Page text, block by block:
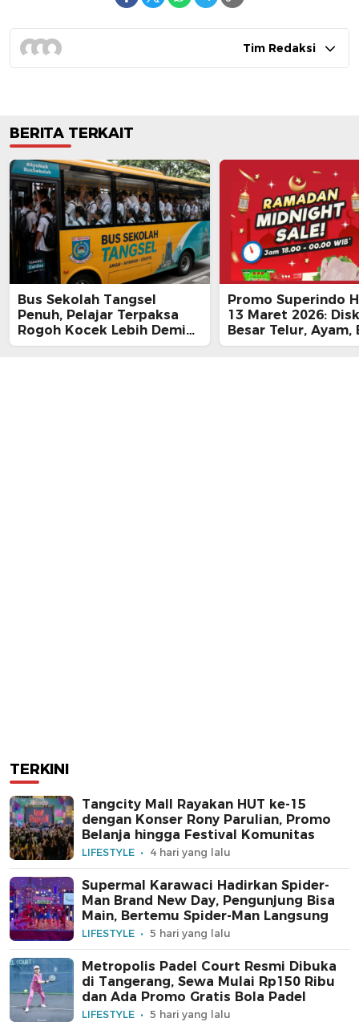
Tim Redaksi
BERITA TERKAIT
Bus Sekolah Tangsel
Penuh, Pelajar Terpaksa
Rogoh Kocek Lebih Demi
Tiba Tepat Waktu
Promo Superindo
13 Maret 2026:
Besar Telur, Ayam,
hingga Daging,
TERKINI
Tangcity Mall Rayakan HUT ke-15
dengan Konser Rony Parulian, Promo
Belanja hingga Festival Komunitas
LIFESTYLE 4 hari yang lalu
Supermal Karawaci Hadirkan Spider-
Man Brand New Day, Pengunjung Bisa
Main, Bertemu Spider-Man Langsung
LIFESTYLE 5 hari yang lalu
Metropolis Padel Court Resmi Dibuka
di Tangerang, Sewa Mulai Rp150 Ribu
dan Ada Promo Gratis Bola Padel
LIFESTYLE 5 hari yang lalu